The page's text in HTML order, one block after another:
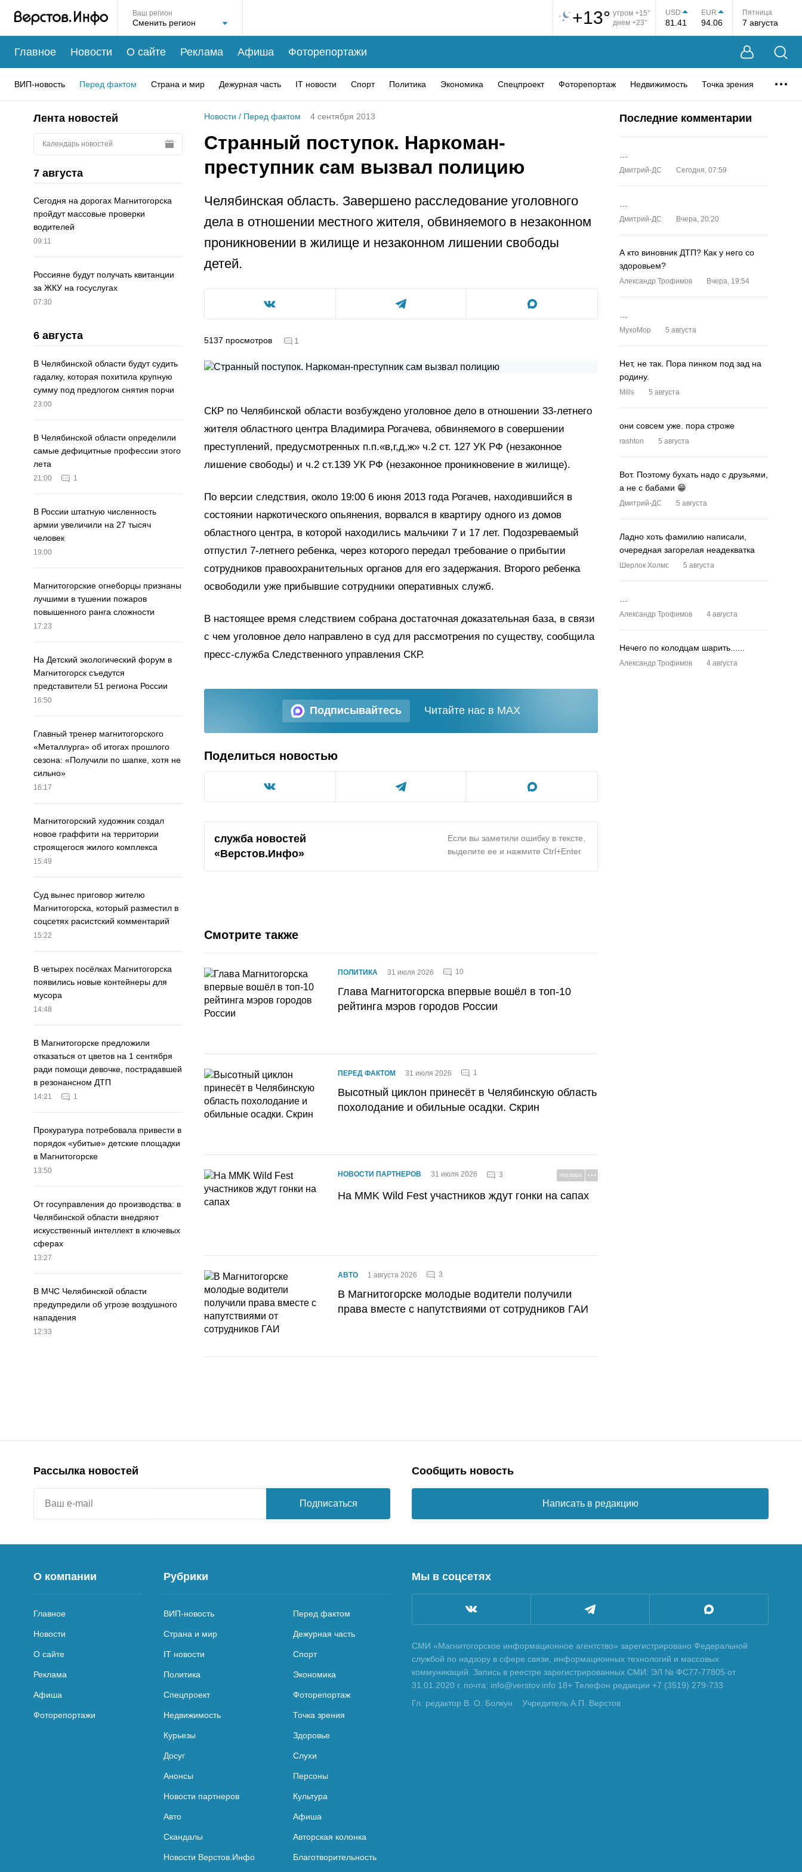
Ваш регион +13° утром +15°
днем +23°
USD
81.41
EUR
94.06
Пятница
7 августа
Главное Новости О сайте Реклама Афиша Фоторепортажи
ВИП-новость Перед фактом Страна и мир Дежурная часть IT новости Спорт Политика Экономика Спецпроект Фоторепортаж Недвижимость Точка зрения
Лента новостей
Календарь новостей
7 августа
Сегодня на дорогах Магнитогорска
пройдут массовые проверки
водителей
09:11
Россияне будут получать квитанции
за ЖКУ на госуслугах
07:30
6 августа
В Челябинской области будут судить
гадалку, которая похитила крупную
сумму под предлогом снятия порчи
23:00
В Челябинской области определили
самые дефицитные профессии этого
лета
21:00 1
В России штатную численность
армии увеличили на 27 тысяч
человек
19:00
Магнитогорские огнеборцы признаны
лучшими в тушении пожаров
повышенного ранга сложности
17:23
На Детский экологический форум в
Магнитогорск съедутся
представители 51 региона России
16:50
Главный тренер магнитогорского
«Металлурга» об итогах прошлого
сезона: «Получили по шапке, хотя не
сильно»
16:17
Магнитогорский художник создал
новое граффити на территории
строящегося жилого комплекса
15:49
Суд вынес приговор жителю
Магнитогорска, который разместил в
соцсетях расистский комментарий
15:22
В четырех посёлках Магнитогорска
появились новые контейнеры для
мусора
14:48
В Магнитогорске предложили
отказаться от цветов на 1 сентября
ради помощи девочке, пострадавшей
в резонансном ДТП
14:21 1
Прокуратура потребовала привести в
порядок «убитые» детские площадки
в Магнитогорске
13:50
От госуправления до производства: в
Челябинской области внедряют
искусственный интеллект в ключевых
сферах
13:27
В МЧС Челябинской области
предупредили об угрозе воздушного
нападения
12:33
Новости / Перед фактом 4 сентября 2013
Странный поступок. Наркоман-
преступник сам вызвал полицию
Челябинская область. Завершено расследование уголовного
дела в отношении местного жителя, обвиняемого в незаконном
проникновении в жилище и незаконном лишении свободы
детей.
5137 просмотров 1
СКР по Челябинской области возбуждено уголовное дело в отношении 33-летнего
жителя областного центра Владимира Рогачева, обвиняемого в совершении
преступлений, предусмотренных п.п.«в,г,д,ж» ч.2 ст. 127 УК РФ (незаконное
лишение свободы) и ч.2 ст.139 УК РФ (незаконное проникновение в жилище).
По версии следствия, около 19:00 6 июня 2013 года Рогачев, находившийся в
состоянии наркотического опьянения, ворвался в квартиру одного из домов
областного центра, в которой находились мальчики 7 и 17 лет. Подозреваемый
отпустил 7-летнего ребенка, через которого передал требование о прибытии
сотрудников правоохранительных органов для его задержания. Второго ребенка
освободили уже прибывшие сотрудники оперативных служб.
В настоящее время следствием собрана достаточная доказательная база, в связи
с чем уголовное дело направлено в суд для рассмотрения по существу, сообщила
пресс-служба Следственного управления СКР.
Подписывайтесь Читайте нас в MAX
Поделиться новостью
служба новостей
«Верстов.Инфо»
Если вы заметили ошибку в тексте,
выделите ее и нажмите Ctrl+Enter
Смотрите также
ПОЛИТИКА 31 июля 2026 10
Глава Магнитогорска впервые вошёл в топ-10
рейтинга мэров городов России
ПЕРЕД ФАКТОМ 31 июля 2026 1
Высотный циклон принесёт в Челябинскую область
похолодание и обильные осадки. Скрин
НОВОСТИ ПАРТНЕРОВ 31 июля 2026 3 РЕКЛАМА
На MMK Wild Fest участников ждут гонки на сапах
АВТО 1 августа 2026 3
В Магнитогорске молодые водители получили
права вместе с напутствиями от сотрудников ГАИ
Последние комментарии
Дмитрий-ДС Сегодня, 07:59
Дмитрий-ДС Вчера, 20:20
А кто виновник ДТП? Как у него со
здоровьем?
Александр Трофимов Вчера, 19:54
MyxoMop 5 августа
Нет, не так. Пора пинком под зад на
родину.
Mills 5 августа
они совсем уже. пора строже
rashton 5 августа
Вот. Поэтому бухать надо с друзьями,
а не с бабами 😁
Дмитрий-ДС 5 августа
Ладно хоть фамилию написали,
очередная загорелая неадекватка
Шерлок Холмс 5 августа
Александр Трофимов 4 августа
Нечего по колодцам шарить......
Александр Трофимов 4 августа
Рассылка новостей
Подписаться
Сообщить новость
Написать в редакцию
О компании
Главное
Новости
О сайте
Реклама
Афиша
Фоторепортажи
Рубрики
ВИП-новость Перед фактом
Страна и мир Дежурная часть
IT новости Спорт
Политика Экономика
Спецпроект Фоторепортаж
Недвижимость Точка зрения
Курьезы Здоровье
Досуг Слухи
Анонсы Персоны
Новости партнеров Культура
Авто Афиша
Скандалы Авторская колонка
Новости Верстов.Инфо Благотворительность
Мы в соцсетях
СМИ «Магнитогорское информационное агентство» зарегистрировано Федеральной
службой по надзору в сфере связи, информационных технологий и массовых
коммуникаций. Запись в реестре зарегистрированных СМИ: ЭЛ № ФС77-77805 от
31.01.2020 г. почта: info@verstov.info 18+ Телефон редакции +7 (3519) 279-733
Гл. редактор В. О. Болкун
Учредитель А.П. Верстов